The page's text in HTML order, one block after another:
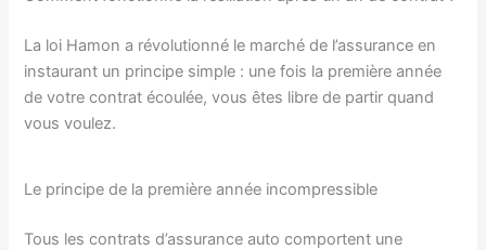
La loi Hamon a révolutionné le marché de l’assurance en
instaurant un principe simple : une fois la première année
de votre contrat écoulée, vous êtes libre de partir quand
vous voulez.
Le principe de la première année incompressible
Tous les contrats d’assurance auto comportent une